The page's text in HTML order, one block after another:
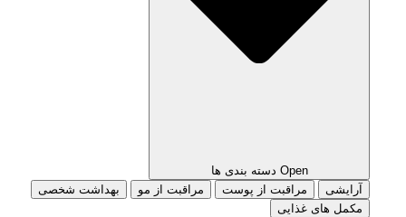
Open دسته بندی ها
آرایشی
مراقبت از پوست مراقبت از مو
بهداشت شخصی
مکمل های غذایی